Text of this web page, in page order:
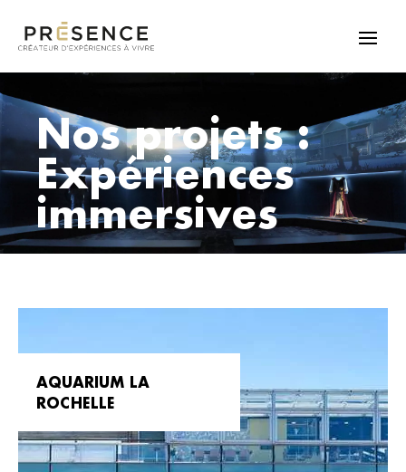
Nos projets :
Expériences
immersives
AQUARIUM LA
ROCHELLE